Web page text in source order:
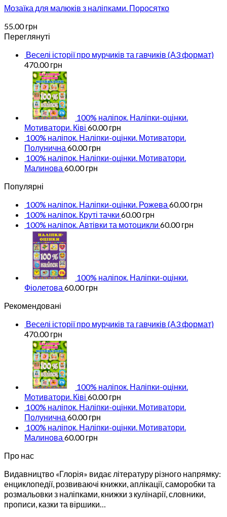
Мозаїка для малюків з наліпками. Поросятко
55.00грн
Переглянуті
Веселі історії про мурчиків та гавчиків (А3 формат)
470.00грн
100% наліпок. Наліпки-оцінки.
Мотиватори. Ківі 60.00грн
100% наліпок. Наліпки-оцінки. Мотиватори.
Полунична 60.00грн
100% наліпок. Наліпки-оцінки. Мотиватори.
Малинова 60.00грн
Популярні
100% наліпок. Наліпки-оцінки. Рожева 60.00грн
100% наліпок. Круті тачки 60.00грн
100% наліпок. Автівки та мотоцикли 60.00грн
100% наліпок. Наліпки-оцінки.
Фіолетова 60.00грн
Рекомендовані
Веселі історії про мурчиків та гавчиків (А3 формат)
470.00грн
100% наліпок. Наліпки-оцінки.
Мотиватори. Ківі 60.00грн
100% наліпок. Наліпки-оцінки. Мотиватори.
Полунична 60.00грн
100% наліпок. Наліпки-оцінки. Мотиватори.
Малинова 60.00грн
Про нас
Видавництво «Глорія» видає літературу різного напрямку:
енциклопедії, розвиваючі книжки, аплікації, саморобки та
розмальовки з наліпками, книжки з кулінарії, словники,
прописи, казки та віршики…